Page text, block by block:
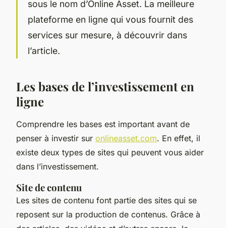
sous le nom d’Online Asset. La meilleure
plateforme en ligne qui vous fournit des
services sur mesure, à découvrir dans
l’article.
Les bases de l’investissement en
ligne
Comprendre les bases est important avant de
penser à investir sur onlineasset.com. En effet, il
existe deux types de sites qui peuvent vous aider
dans l’investissement.
Site de contenu
Les sites de contenu font partie des sites qui se
reposent sur la production de contenus. Grâce à